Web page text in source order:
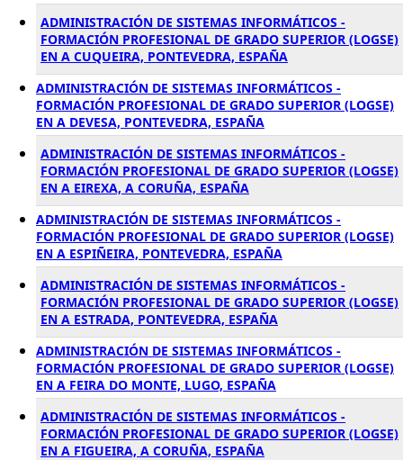
ADMINISTRACIÓN DE SISTEMAS INFORMÁTICOS -
FORMACIÓN PROFESIONAL DE GRADO SUPERIOR (LOGSE)
EN A CUQUEIRA, PONTEVEDRA, ESPAÑA
ADMINISTRACIÓN DE SISTEMAS INFORMÁTICOS -
FORMACIÓN PROFESIONAL DE GRADO SUPERIOR (LOGSE)
EN A DEVESA, PONTEVEDRA, ESPAÑA
ADMINISTRACIÓN DE SISTEMAS INFORMÁTICOS -
FORMACIÓN PROFESIONAL DE GRADO SUPERIOR (LOGSE)
EN A EIREXA, A CORUÑA, ESPAÑA
ADMINISTRACIÓN DE SISTEMAS INFORMÁTICOS -
FORMACIÓN PROFESIONAL DE GRADO SUPERIOR (LOGSE)
EN A ESPIÑEIRA, PONTEVEDRA, ESPAÑA
ADMINISTRACIÓN DE SISTEMAS INFORMÁTICOS -
FORMACIÓN PROFESIONAL DE GRADO SUPERIOR (LOGSE)
EN A ESTRADA, PONTEVEDRA, ESPAÑA
ADMINISTRACIÓN DE SISTEMAS INFORMÁTICOS -
FORMACIÓN PROFESIONAL DE GRADO SUPERIOR (LOGSE)
EN A FEIRA DO MONTE, LUGO, ESPAÑA
ADMINISTRACIÓN DE SISTEMAS INFORMÁTICOS -
FORMACIÓN PROFESIONAL DE GRADO SUPERIOR (LOGSE)
EN A FIGUEIRA, A CORUÑA, ESPAÑA